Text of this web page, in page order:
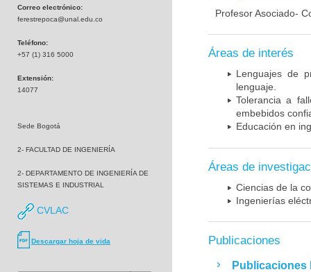
Correo electrónico:
ferestrepoca@unal.edu.co
Teléfono:
+57 (1) 316 5000
Extensión:
14077
Sede Bogotá
2- FACULTAD DE INGENIERÍA
2- DEPARTAMENTO DE INGENIERÍA DE
SISTEMAS E INDUSTRIAL
CVLAC
Descargar hoja de vida
Profesor Asociado-
Áreas de interés
Lenguajes de
lenguaje.
Tolerancia a
embebidos
Educación en
Áreas de
Ciencias de la
Ingenierías
Publicaciones
Publicaciones